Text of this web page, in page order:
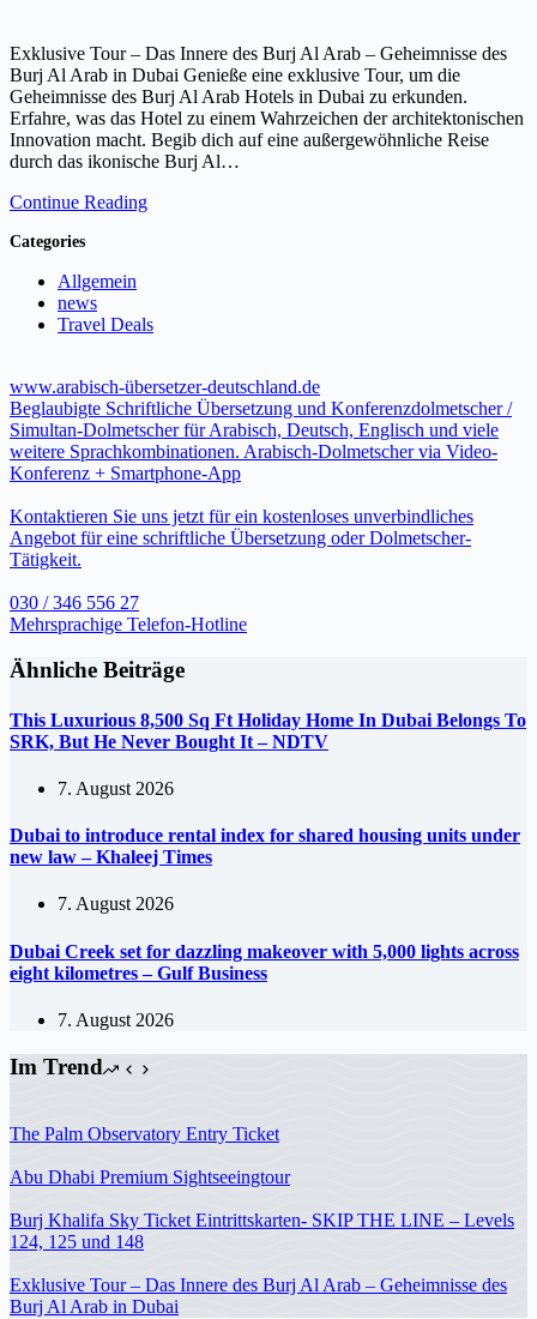
Exklusive Tour – Das Innere des Burj Al Arab – Geheimnisse des
Burj Al Arab in Dubai Genieße eine exklusive Tour, um die
Geheimnisse des Burj Al Arab Hotels in Dubai zu erkunden.
Erfahre, was das Hotel zu einem Wahrzeichen der architektonischen
Innovation macht. Begib dich auf eine außergewöhnliche Reise
durch das ikonische Burj Al…
Continue Reading
Categories
Allgemein
news
Travel Deals
www.arabisch-übersetzer-deutschland.de
Beglaubigte Schriftliche Übersetzung und Konferenzdolmetscher /
Simultan-Dolmetscher für Arabisch, Deutsch, Englisch und viele
weitere Sprachkombinationen. Arabisch-Dolmetscher via Video-
Konferenz + Smartphone-App
Kontaktieren Sie uns jetzt für ein kostenloses unverbindliches
Angebot für eine schriftliche Übersetzung oder Dolmetscher-
Tätigkeit.
030 / 346 556 27
Mehrsprachige Telefon-Hotline
Ähnliche Beiträge
This Luxurious 8,500 Sq Ft Holiday Home In Dubai Belongs To
SRK, But He Never Bought It – NDTV
7. August 2026
Dubai to introduce rental index for shared housing units under
new law – Khaleej Times
7. August 2026
Dubai Creek set for dazzling makeover with 5,000 lights across
eight kilometres – Gulf Business
7. August 2026
Im Trend
The Palm Observatory Entry Ticket
Abu Dhabi Premium Sightseeingtour
Burj Khalifa Sky Ticket Eintrittskarten- SKIP THE LINE – Levels
124, 125 und 148
Exklusive Tour – Das Innere des Burj Al Arab – Geheimnisse des
Burj Al Arab in Dubai